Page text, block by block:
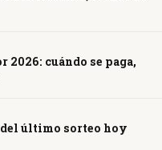
2026: cuándo se paga,
último sorteo hoy